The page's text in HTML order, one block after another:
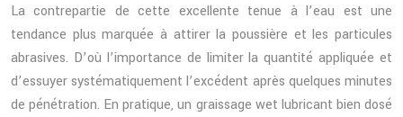
La contrepartie de cette excellente tenue à l’eau est une
tendance plus marquée à attirer la poussière et les particules
abrasives. D’où l’importance de limiter la quantité appliquée et
d’essuyer systématiquement l’excédent après quelques minutes
de pénétration. En pratique, un graissage wet lubricant bien dosé